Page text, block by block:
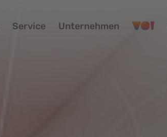
Service Unternehmen